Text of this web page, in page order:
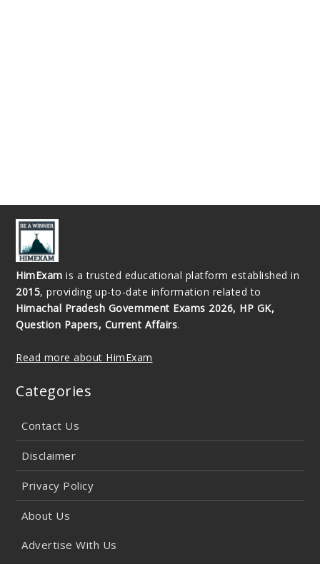
HimExam is a trusted educational platform established in
2015, providing up-to-date information related to
Himachal Pradesh Government Exams 2026, HP GK,
Question Papers, Current Affairs.
Read more about HimExam
Categories
Contact Us
Disclaimer
Privacy Policy
About Us
Advertise With Us